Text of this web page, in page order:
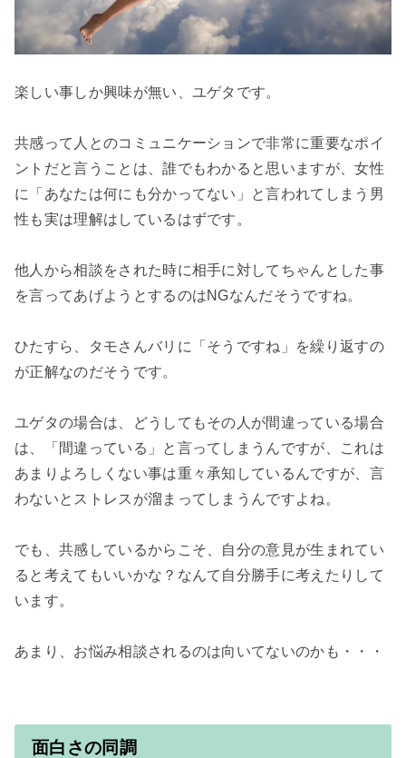
楽しい事しか興味が無い、ユゲタです。
共感って人とのコミュニケーションで非常に重要なポイ
ントだと言うことは、誰でもわかると思いますが、女性
に「あなたは何にも分かってない」と言われてしまう男
性も実は理解はしているはずです。
他人から相談をされた時に相手に対してちゃんとした事
を言ってあげようとするのはNGなんだそうですね。
ひたすら、タモさんバリに「そうですね」を繰り返すの
が正解なのだそうです。
ユゲタの場合は、どうしてもその人が間違っている場合
は、「間違っている」と言ってしまうんですが、これは
あまりよろしくない事は重々承知しているんですが、言
わないとストレスが溜まってしまうんですよね。
でも、共感しているからこそ、自分の意見が生まれてい
ると考えてもいいかな？なんて自分勝手に考えたりして
います。
面白さの同調